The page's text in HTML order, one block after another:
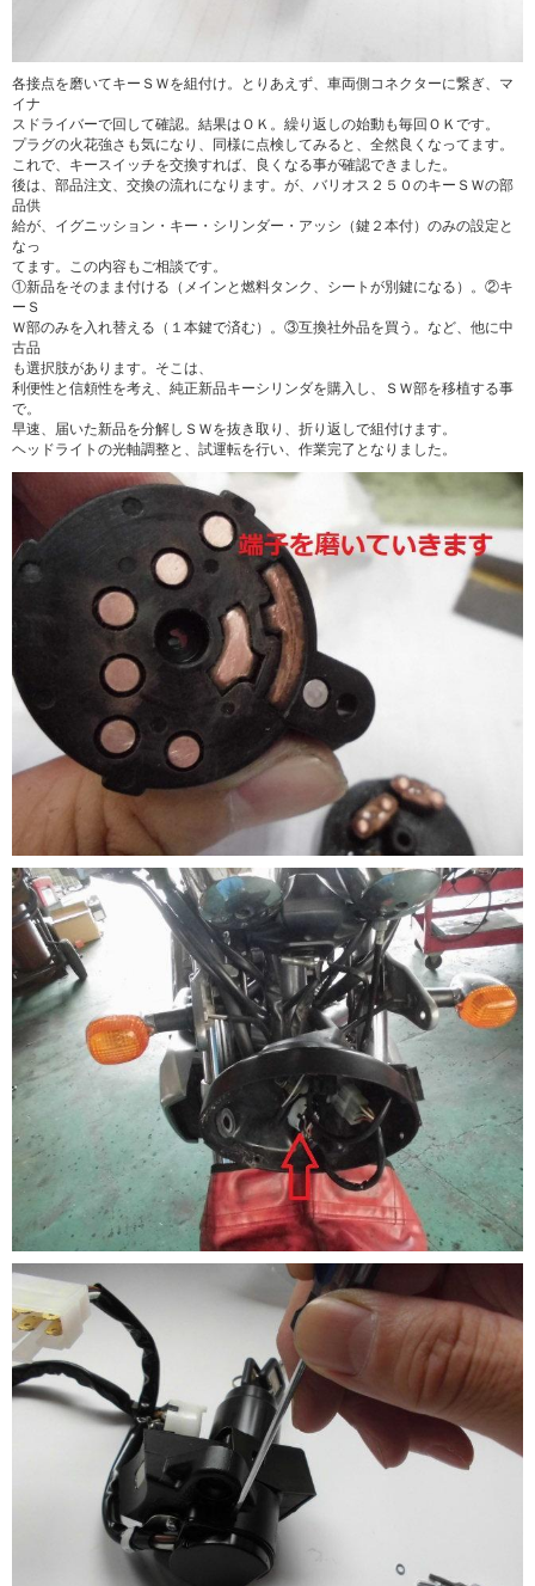
各接点を磨いてキーＳＷを組付け。とりあえず、車両側コネクターに繋ぎ、マ
イナ
スドライバーで回して確認。結果はＯＫ。繰り返しの始動も毎回ＯＫです。
プラグの火花強さも気になり、同様に点検してみると、全然良くなってます。
これで、キースイッチを交換すれば、良くなる事が確認できました。
後は、部品注文、交換の流れになります。が、バリオス２５０のキーＳＷの部
品供
給が、イグニッション・キー・シリンダー・アッシ（鍵２本付）のみの設定と
なっ
てます。この内容もご相談です。
①新品をそのまま付ける（メインと燃料タンク、シートが別鍵になる）。②キ
ーＳ
Ｗ部のみを入れ替える（１本鍵で済む）。③互換社外品を買う。など、他に中
古品
も選択肢があります。そこは、
利便性と信頼性を考え、純正新品キーシリンダを購入し、ＳＷ部を移植する事
で。
早速、届いた新品を分解しＳＷを抜き取り、折り返しで組付けます。
ヘッドライトの光軸調整と、試運転を行い、作業完了となりました。